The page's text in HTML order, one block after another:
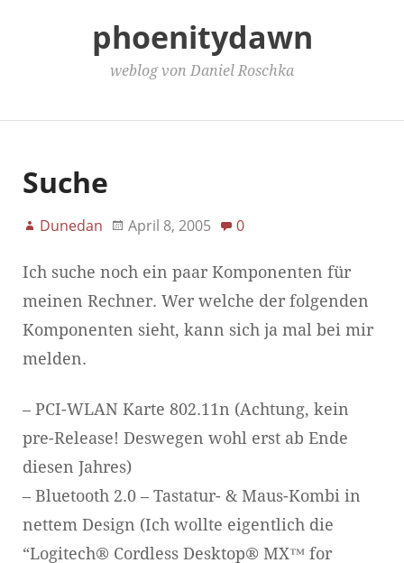
phoenitydawn
weblog von Daniel Roschka
Suche
Dunedan April 8, 2005 0
Ich suche noch ein paar Komponenten für
meinen Rechner. Wer welche der folgenden
Komponenten sieht, kann sich ja mal bei mir
melden.
– PCI-WLAN Karte 802.11n (Achtung, kein
pre-Release! Deswegen wohl erst ab Ende
diesen Jahres)
– Bluetooth 2.0 – Tastatur- & Maus-Kombi in
nettem Design (Ich wollte eigentlich die
“Logitech® Cordless Desktop® MX™ for